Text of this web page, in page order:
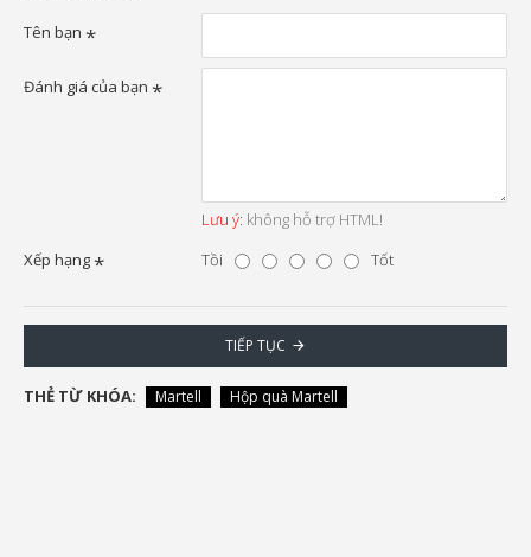
Tên bạn
Đánh giá của bạn
Lưu ý: không hỗ trợ HTML!
Xếp hạng
Tồi Tốt
TIẾP TỤC
THẺ TỪ KHÓA: Martell Hộp quà Martell